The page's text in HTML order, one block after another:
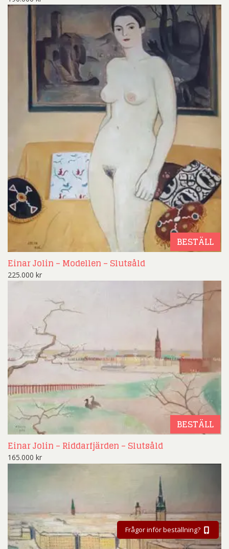
BESTÄLL
Einar Jolin – Modellen – Slutsåld
225.000 kr
BESTÄLL
Einar Jolin – Riddarfjärden – Slutsåld
165.000 kr
Frågor inför beställning?